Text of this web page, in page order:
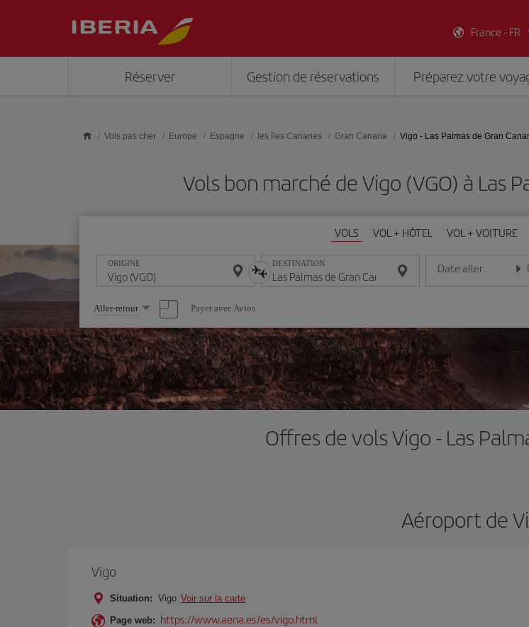
France - FR
Réserver Gestion de réservations Préparez votre
Vols pas cher Europe Espagne les îles Canaries Gran Canaria Vigo - Las Palmas de Gran
Vols bon marché de Vigo (VGO) à Las
VOLS VOL + HÔTEL VOL + VOITURE
ORIGINE DESTINATION Date aller
Entrez la date au format
Sélectionnez
une
option
Aller-retour Payer avec Avios
Offres de vols Vigo - Las
Aéroport de
Vigo
Situation: Vigo Voir sur la carte
Page web: https://www.aena.es/es/vigo.html